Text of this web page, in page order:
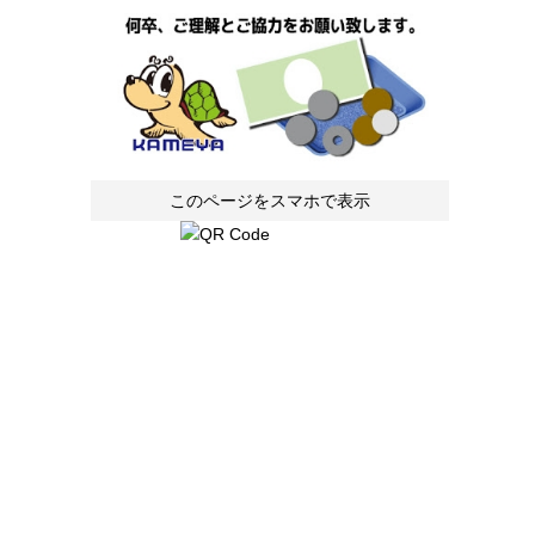
このページをスマホで表示